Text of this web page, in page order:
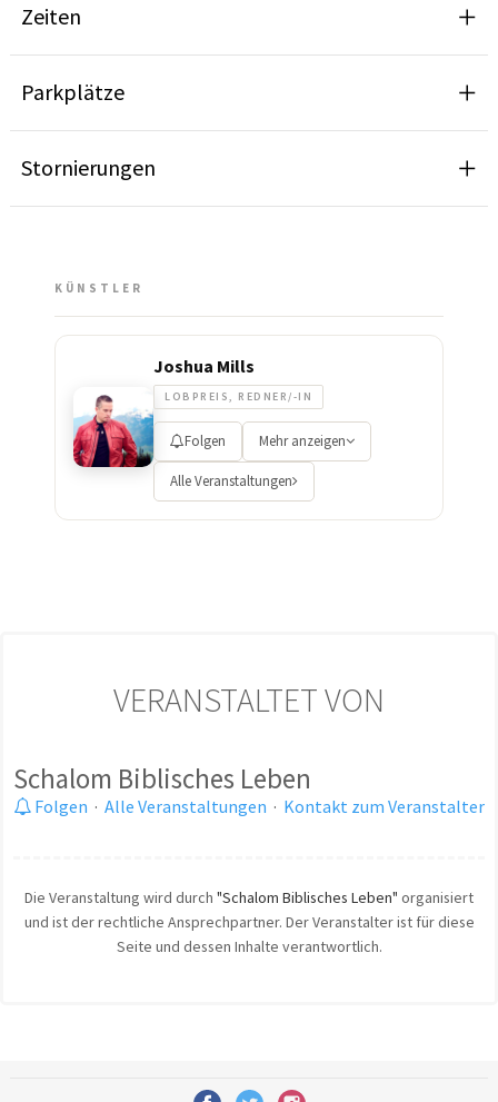
Zeiten
Parkplätze
Stornierungen
KÜNSTLER
Joshua Mills
LOBPREIS, REDNER/-IN
Folgen Mehr anzeigen
Alle Veranstaltungen
VERANSTALTET VON
Schalom Biblisches Leben
Folgen · Alle Veranstaltungen · Kontakt zum Veranstalter
Die Veranstaltung wird durch "Schalom Biblisches Leben" organisiert
und ist der rechtliche Ansprechpartner. Der Veranstalter ist für diese
Seite und dessen Inhalte verantwortlich.